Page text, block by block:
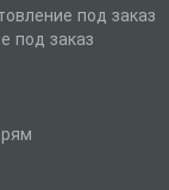
под заказ
под заказ